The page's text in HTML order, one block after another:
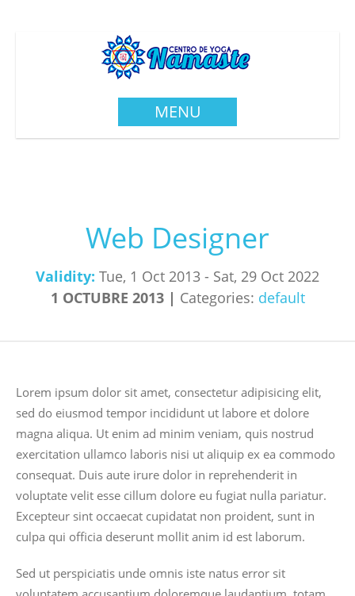
MENU
Web Designer
Validity: Tue, 1 Oct 2013 - Sat, 29 Oct 2022
1 OCTUBRE 2013 Categories: default
Lorem ipsum dolor sit amet, consectetur adipisicing elit,
sed do eiusmod tempor incididunt ut labore et dolore
magna aliqua. Ut enim ad minim veniam, quis nostrud
exercitation ullamco laboris nisi ut aliquip ex ea commodo
consequat. Duis aute irure dolor in reprehenderit in
voluptate velit esse cillum dolore eu fugiat nulla pariatur.
Excepteur sint occaecat cupidatat non proident, sunt in
culpa qui officia deserunt mollit anim id est laborum.
Sed ut perspiciatis unde omnis iste natus error sit